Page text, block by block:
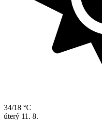
34/18 °C
úterý 11. 8.